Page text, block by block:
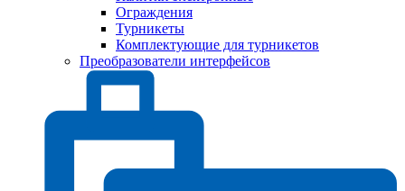
Ограждения
Турникеты
Комплектующие для турникетов
Преобразователи интерфейсов